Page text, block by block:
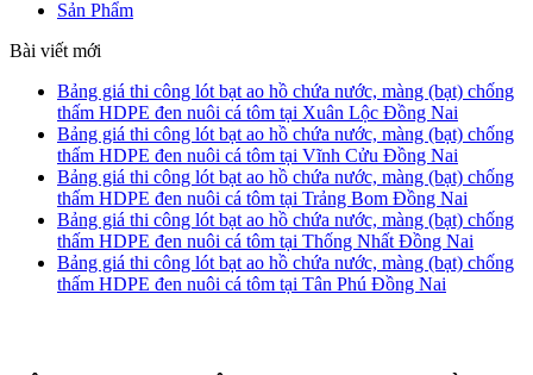
Sản Phẩm
Bài viết mới
Bảng giá thi công lót bạt ao hồ chứa nước, màng (bạt) chống
thấm HDPE đen nuôi cá tôm tại Xuân Lộc Đồng Nai
Bảng giá thi công lót bạt ao hồ chứa nước, màng (bạt) chống
thấm HDPE đen nuôi cá tôm tại Vĩnh Cửu Đồng Nai
Bảng giá thi công lót bạt ao hồ chứa nước, màng (bạt) chống
thấm HDPE đen nuôi cá tôm tại Trảng Bom Đồng Nai
Bảng giá thi công lót bạt ao hồ chứa nước, màng (bạt) chống
thấm HDPE đen nuôi cá tôm tại Thống Nhất Đồng Nai
Bảng giá thi công lót bạt ao hồ chứa nước, màng (bạt) chống
thấm HDPE đen nuôi cá tôm tại Tân Phú Đồng Nai